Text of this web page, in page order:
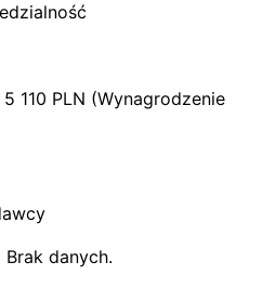
110 PLN (Wynagrodzenie
Brak danych.